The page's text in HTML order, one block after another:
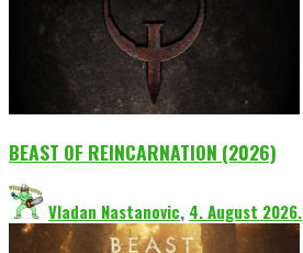
BEAST OF REINCARNATION (2026)
Vladan Nastanovic, 4. August 2026.